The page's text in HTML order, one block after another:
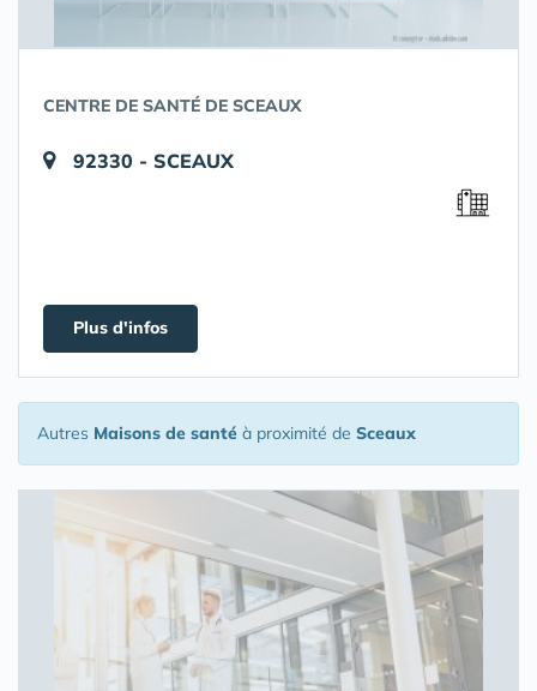
CENTRE DE SANTÉ DE SCEAUX
92330 - SCEAUX
Plus d'infos
Autres Maisons de santé à proximité de Sceaux